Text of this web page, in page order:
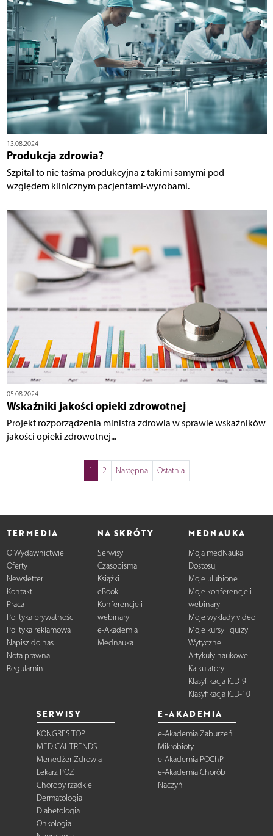
13.08.2024
Produkcja zdrowia?
Szpital to nie taśma produkcyjna z takimi samymi pod
względem klinicznym pacjentami-wyrobami.
05.08.2024
Wskaźniki jakości opieki zdrowotnej
Projekt rozporządzenia ministra zdrowia w sprawie wskaźników
jakości opieki zdrowotnej...
1 2 Następna Ostatnia
TERMEDIA
O Wydawnictwie
Oferty
Newsletter
Kontakt
Praca
Polityka prywatności
Polityka reklamowa
Napisz do nas
Nota prawna
Regulamin
NA SKRÓTY
Serwisy
Czasopisma
Książki
eBooki
Konferencje i
webinary
e-Akademia
Mednauka
MEDNAUKA
Moja medNauka
Dostosuj
Moje ulubione
Moje konferencje i
webinary
Moje wykłady video
Moje kursy i quizy
Wytyczne
Artykuły naukowe
Kalkulatory
Klasyfikacja ICD-9
Klasyfikacja ICD-10
SERWISY
KONGRES TOP
MEDICAL TRENDS
Menedżer Zdrowia
Lekarz POZ
Choroby rzadkie
Dermatologia
Diabetologia
Onkologia
E-AKADEMIA
e-Akademia Zaburzeń
Mikrobioty
e-Akademia POChP
e-Akademia Chorób
Naczyń